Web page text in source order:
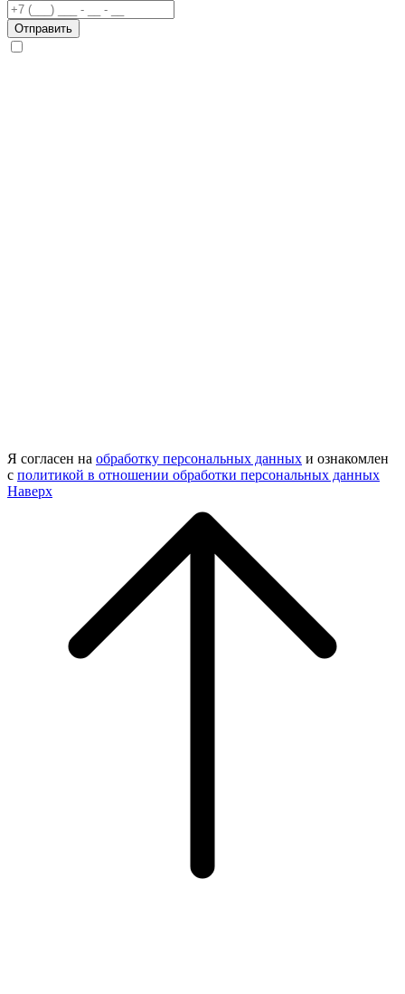
Отправить
Я согласен на обработку персональных данных и ознакомлен
с политикой в отношении обработки персональных данных
Наверх